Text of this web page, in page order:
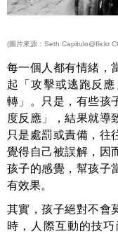
(圖片來源：Seth Capitulo@flickr
每一個人都有情緒，
起「攻擊或逃跑反
轉」。只是，有些孩
度反應」，結果就導
只是處罰或責備，往
覺得自己被誤解，因
孩子的感覺，幫孩子
有效果。
其實，孩子絕對不會
時，人際互動的技